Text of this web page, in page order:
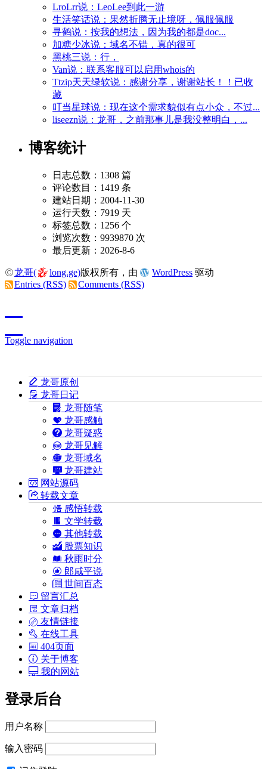
LroLrr说：LeoLee到此一游
生活笑话说：果然折腾无止境呀，佩服佩服
寻鹤说：按我的想法，因为我的都是doc...
加糖少冰说：域名不错，真的很可
黑桃三说：行，
Van说：联系客服可以启用whois的
Ttzip天天绿软说：感谢分享，谢谢站长！！已收
藏
叮当星球说：现在这个需求貌似有点小众，不过...
liseezn说：龙哥，之前那事儿是我没整明白，...
博客统计
日志总数：1308 篇
评论数目：1419 条
建站日期：2004-11-30
运行天数：7919 天
标签总数：1256 个
浏览次数：9939870 次
最后更新：2026-8-6
龙哥( long.ge)版权所有，由 WordPress 驱动
Entries (RSS)
Comments (RSS)
Toggle navigation
龙哥原创
龙哥日记
龙哥随笔
龙哥感触
龙哥疑惑
龙哥见解
龙哥域名
龙哥建站
网站源码
转载文章
感悟转载
文学转载
其他转载
股票知识
秋雨时分
郎咸平说
世间百态
留言汇总
文章归档
友情链接
在线工具
404页面
关于博客
我的网站
登录后台
用户名称
输入密码